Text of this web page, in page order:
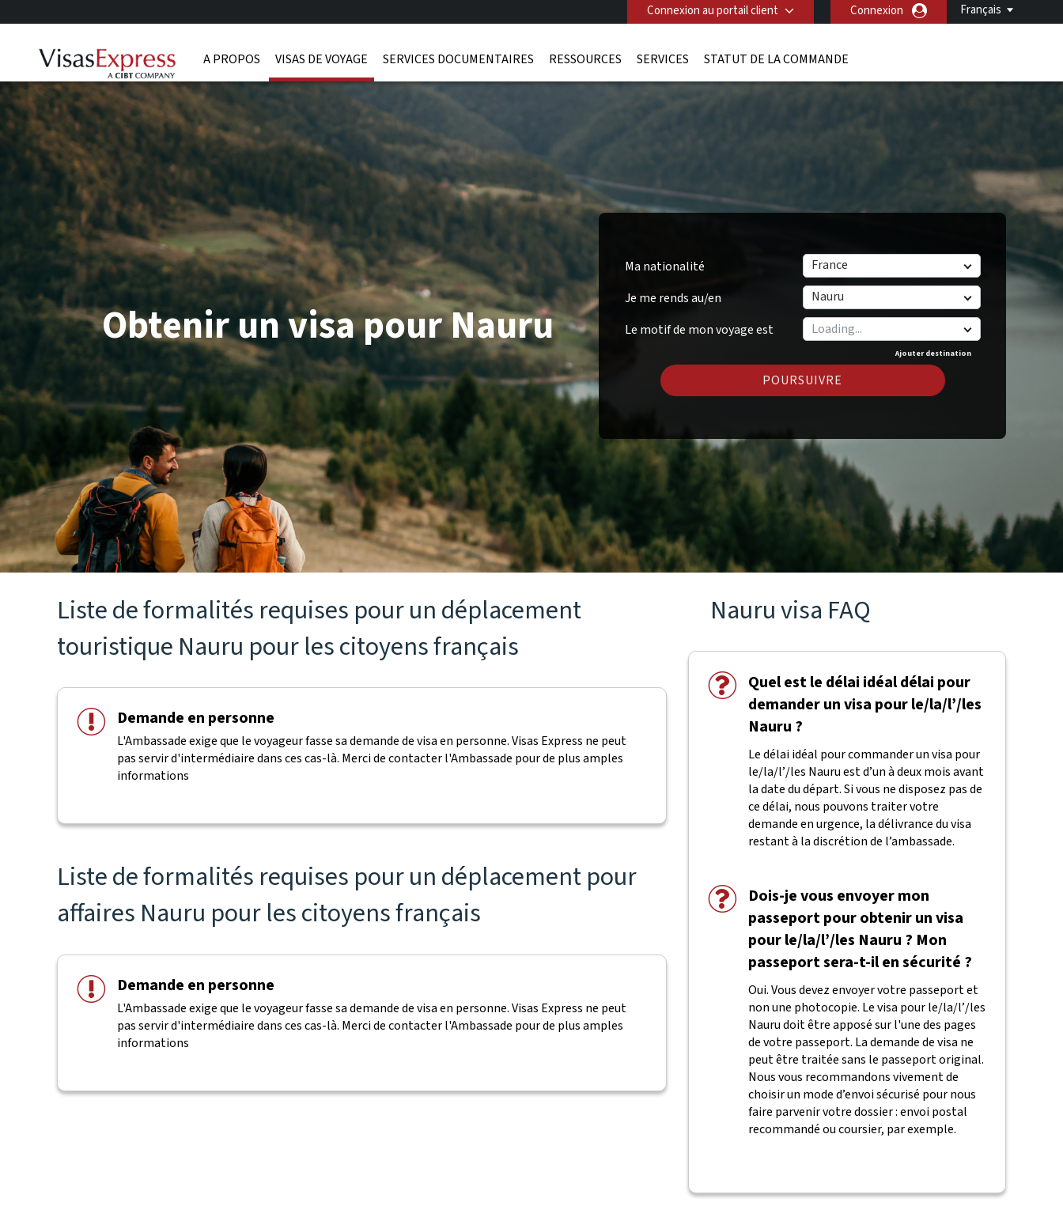
Français
Connexion au portail client Connexion
A PROPOS VISAS DE VOYAGE SERVICES DOCUMENTAIRES RESSOURCES SERVICES STATUT DE LA COMMANDE
Ma nationalité
France
Je me rends au/en
Nauru
Le motif de mon voyage est
Ajouter destination
POURSUIVRE
Obtenir un visa pour Nauru
Liste de formalités requises pour un déplacement
touristique Nauru pour les citoyens français
Demande en personne
L'Ambassade exige que le voyageur fasse sa demande de visa en personne. Visas Express ne peut
pas servir d'intermédiaire dans ces cas-là. Merci de contacter l'Ambassade pour de plus amples
informations
Liste de formalités requises pour un déplacement pour
affaires Nauru pour les citoyens français
Demande en personne
L'Ambassade exige que le voyageur fasse sa demande de visa en personne. Visas Express ne peut
pas servir d'intermédiaire dans ces cas-là. Merci de contacter l'Ambassade pour de plus amples
informations
Nauru visa FAQ
Quel est le délai idéal délai pour
demander un visa pour le/la/l’/les
Nauru ?
Le délai idéal pour commander un visa pour
le/la/l’/les Nauru est d’un à deux mois avant
la date du départ. Si vous ne disposez pas de
ce délai, nous pouvons traiter votre
demande en urgence, la délivrance du visa
restant à la discrétion de l’ambassade.
Dois-je vous envoyer mon
passeport pour obtenir un visa
pour le/la/l’/les Nauru ? Mon
passeport sera-t-il en sécurité ?
Oui. Vous devez envoyer votre passeport et
non une photocopie. Le visa pour le/la/l’/les
Nauru doit être apposé sur l'une des pages
de votre passeport. La demande de visa ne
peut être traitée sans le passeport original.
Nous vous recommandons vivement de
choisir un mode d’envoi sécurisé pour nous
faire parvenir votre dossier : envoi postal
recommandé ou coursier, par exemple.